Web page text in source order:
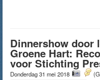
Dinnershow door
Groene Hart:
voor Stichting
Donderdag 31 mei 2018